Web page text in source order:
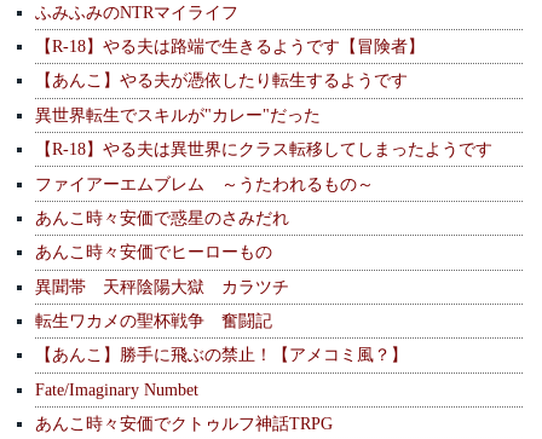
ふみふみのNTRマイライフ
【R-18】やる夫は路端で生きるようです【冒険者】
【あんこ】やる夫が憑依したり転生するようです
異世界転生でスキルが"カレー"だった
【R-18】やる夫は異世界にクラス転移してしまったようです
ファイアーエムブレム ～うたわれるもの～
あんこ時々安価で惑星のさみだれ
あんこ時々安価でヒーローもの
異聞帯 天秤陰陽大獄 カラツチ
転生ワカメの聖杯戦争 奮闘記
【あんこ】勝手に飛ぶの禁止！【アメコミ風？】
Fate/Imaginary Numbet
あんこ時々安価でクトゥルフ神話TRPG